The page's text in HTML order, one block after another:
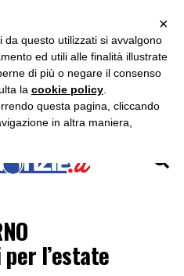
l’estate
×
questo utilizzati si avvalgono
ed utili alle finalità illustrate
di più o negare il consenso
la cookie policy
questa pagina, cliccando
in altra maniera,